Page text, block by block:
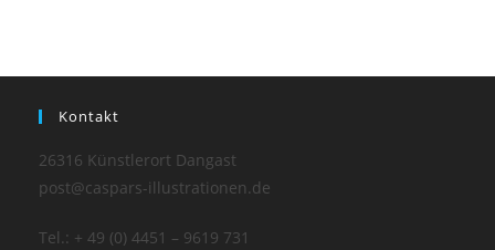
Kontakt
26316 Künstlerort Dangast
post@caspars-illustrationen.de
Tel.: + 49 (0) 4451 – 9619 731